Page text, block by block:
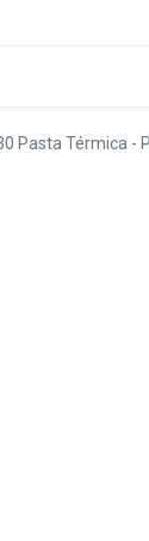
Pasta Térmica -